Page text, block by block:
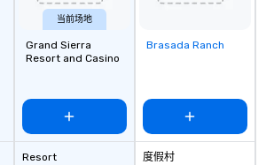
当前场地
Grand Sierra
Resort and Casino
Resort
Removed from
Brasada Ranch
度假村